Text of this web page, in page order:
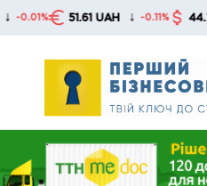
Skip
51.61 UAH ↓ -0.11% 44.76